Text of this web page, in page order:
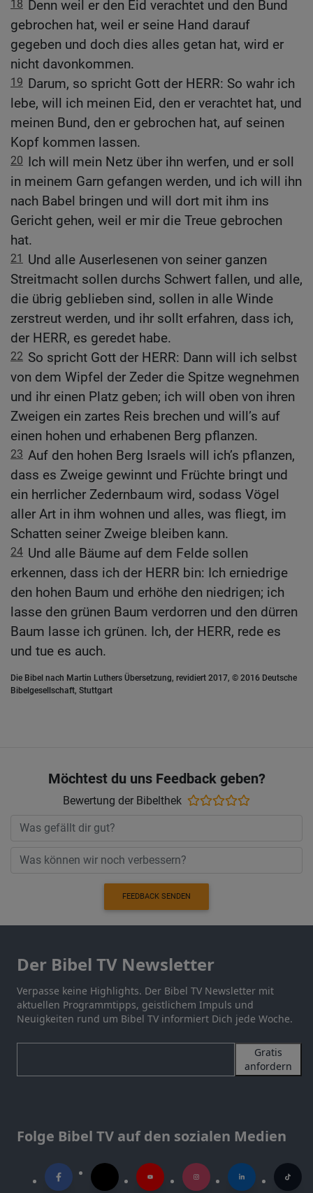
18 Denn weil er den Eid verachtet und den Bund
gebrochen hat, weil er seine Hand darauf
gegeben und doch dies alles getan hat, wird er
nicht davonkommen.
19 Darum, so spricht Gott der HERR: So wahr ich
lebe, will ich meinen Eid, den er verachtet hat, und
meinen Bund, den er gebrochen hat, auf seinen
Kopf kommen lassen.
20 Ich will mein Netz über ihn werfen, und er soll
in meinem Garn gefangen werden, und ich will ihn
nach Babel bringen und will dort mit ihm ins
Gericht gehen, weil er mir die Treue gebrochen
hat.
21
Und alle Auserlesenen von seiner ganzen
Streitmacht sollen durchs Schwert fallen, und alle,
die übrig geblieben sind, sollen in alle Winde
zerstreut werden, und ihr sollt erfahren, dass ich,
der HERR, es geredet habe.
22 So spricht Gott der HERR: Dann will ich selbst
von dem Wipfel der Zeder die Spitze wegnehmen
und ihr einen Platz geben; ich will oben von ihren
Zweigen ein zartes Reis brechen und will’s auf
einen hohen und erhabenen Berg pflanzen.
23 Auf den hohen Berg Israels will ich’s pflanzen,
dass es Zweige gewinnt und Früchte bringt und
ein herrlicher Zedernbaum wird, sodass Vögel
aller Art in ihm wohnen und alles, was fliegt, im
Schatten seiner Zweige bleiben kann.
24 Und alle Bäume auf dem Felde sollen
erkennen, dass ich der HERR bin: Ich erniedrige
den hohen Baum und erhöhe den niedrigen; ich
lasse den grünen Baum verdorren und den dürren
Baum lasse ich grünen. Ich, der HERR, rede es
und tue es auch.
Die Bibel nach Martin Luthers Übersetzung, revidiert 2017, © 2016 Deutsche
Bibelgesellschaft, Stuttgart
Möchtest du uns Feedback geben?
Bewertung der Bibelthek
FEEDBACK SENDEN
Der Bibel TV Newsletter
Verpasse keine Highlights. Der Bibel TV Newsletter mit
aktuellen Programmtipps, geistlichem Impuls und
Neuigkeiten rund um Bibel TV informiert Dich jede Woche.
Gratis
anfordern
Folge Bibel TV auf den sozialen Medien